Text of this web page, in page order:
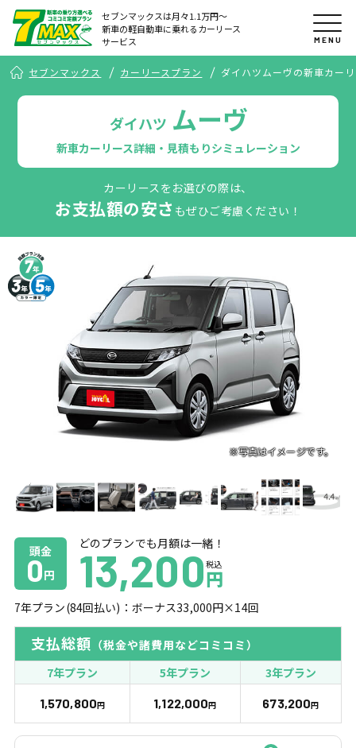
セブンマックスは月々1.1万円〜
新車の軽自動車に乗れるカーリース
サービス
MENU
セブンマックス カーリースプラン ダイハツムーヴの新車カー
ダイハツ ムーヴ
新車カーリース詳細・見積もりシミュレーション
カーリースをお選びの際は、
お支払額の安さ もぜひご考慮ください！
頭金
0円
どのプランでも月額は一緒！
13,200 税込
円
7年プラン(84回払い)：ボーナス33,000円×14回
支払総額 （税金や諸費用などコミコミ）
7年プラン
5年プラン 3年プラン
1,570,800円 1,122,000円 673,200円